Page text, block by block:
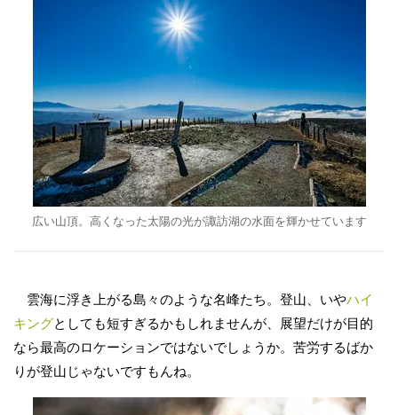
広い山頂。高くなった太陽の光が諏訪湖の水面を輝かせています
雲海に浮き上がる島々のような名峰たち。登山、いやハイ
キングとしても短すぎるかもしれませんが、展望だけが目的
なら最高のロケーションではないでしょうか。苦労するばか
りが登山じゃないですもんね。